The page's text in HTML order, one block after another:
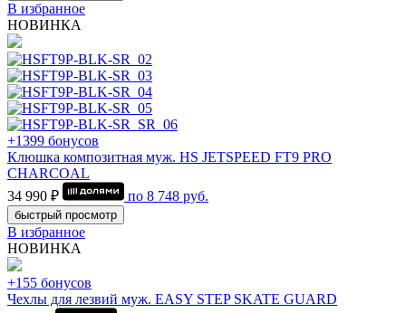
В избранное
НОВИНКА
+1399 бонусов
Клюшка композитная муж. HS JETSPEED FT9 PRO
CHARCOAL
34 990 ₽
по 8 748 руб.
быстрый просмотр
В избранное
НОВИНКА
+155 бонусов
Чехлы для лезвий муж. EASY STEP SKATE GUARD